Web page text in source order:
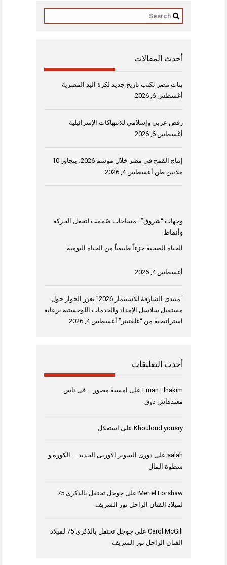
أحدث المقالات
بنات مصر تكتب تاريخ جديد لكرة اليد المصرية
أغسطس 6, 2026
رفض عربي وإسلامي للانتهاكات الإسرائيلية
أغسطس 6, 2026
إنتاج القمح في مصر خلال موسم 2026، يتجاوز 10
ملايين طن أغسطس 4, 2026
وجهات “شروق”.. مساحات صُممت لتجعل الحركة
وأنماط
الحياة الصحية جزءاً طبيعياً من الحياة اليومية
أغسطس 4, 2026
“منتدى الشارقة للاستثمار 2026” يعزز الحوار حول
مستقبل سلاسل الإمداد والخدمات اللوجستية برعاية
استراتيجية من “غلفتينر” أغسطس 4, 2026
أحدث التعليقات
Eman Elhakim على امسية مصور – فى ناس
معندهاش ذوق
Khouloud yousry على استغلال
salah على دورى السوبر الاوربى الجديد – الكورة و
سطوة المال
Meriel Forshaw على
جوجل تحتفل بالذكرى 75
لميلاد الفنان الراحل نور الشريف
Carol McGill على
جوجل تحتفل بالذكرى 75 لميلاد
الفنان الراحل نور الشريف